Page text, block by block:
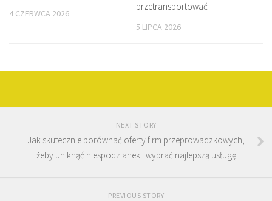
4 CZERWCA 2026
przetransportować
5 LIPCA 2026
NEXT STORY
Jak skutecznie porównać oferty firm przeprowadzkowych,
żeby uniknąć niespodzianek i wybrać najlepszą usługę
PREVIOUS STORY